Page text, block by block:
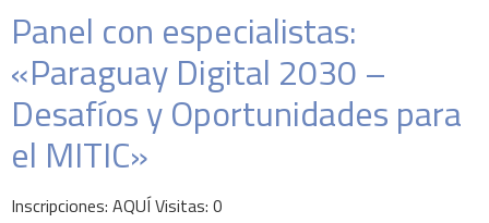
Panel con especialistas:
«Paraguay Digital 2030 –
Desafíos y Oportunidades para
el MITIC»
Inscripciones: AQUÍ Visitas: 0